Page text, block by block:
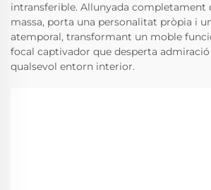
intransferible. Allunyada completament
massa, porta una personalitat pròpia i
atemporal, transformant un moble
focal captivador que desperta
qualsevol entorn interior.